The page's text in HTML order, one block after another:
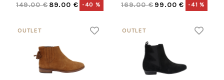
149.00 €89.00 € -40 %
169.00 € 99.00 € -41 %